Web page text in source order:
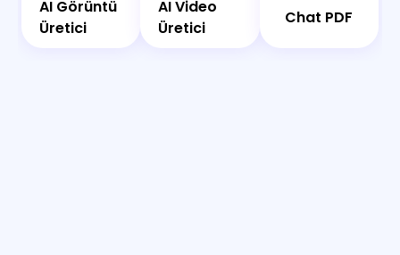
AI Görüntü
Üretici
AI Video
Üretici
Chat PDF
Görüntü
Üretici
Üretici